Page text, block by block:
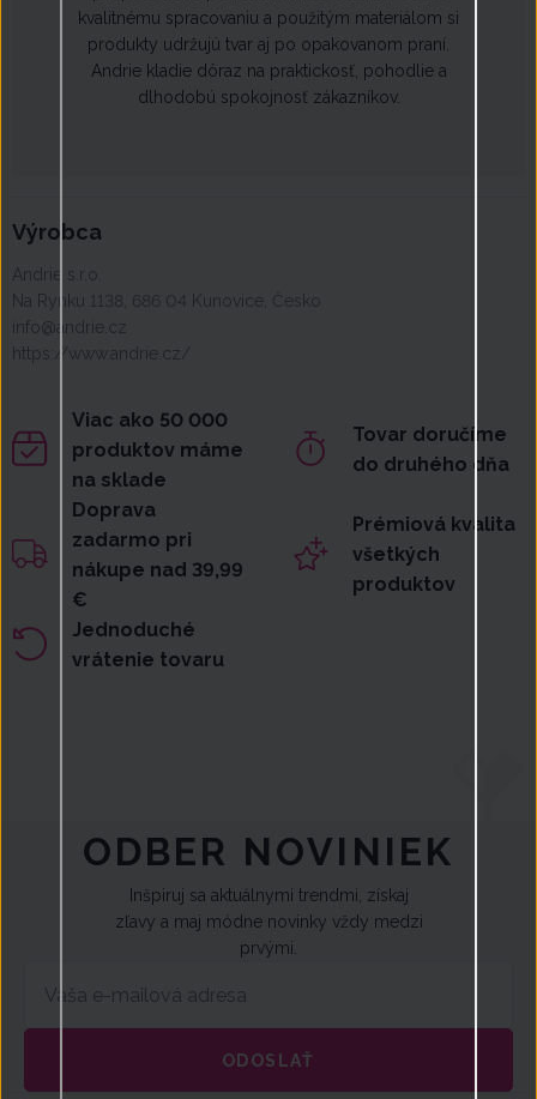
kvalitnému spracovaniu a použitým materiálom si
produkty udržujú tvar aj po opakovanom praní.
Andrie kladie dôraz na praktickosť, pohodlie a
dlhodobú spokojnosť zákazníkov.
Výrobca
Andrie s.r.o.
Na Rynku 1138, 686 04 Kunovice, Česko
info@andrie.cz
https://www.andrie.cz/
Viac ako 50 000
produktov máme
na sklade
Tovar doručíme
do druhého dňa
Doprava
zadarmo pri
nákupe nad 39,99
€
Prémiová kvalita
všetkých
produktov
Jednoduché
vrátenie tovaru
ODBER NOVINIEK
Inšpiruj sa aktuálnymi trendmi, získaj
zľavy a maj módne novinky vždy medzi
prvými.
ODOSLAŤ